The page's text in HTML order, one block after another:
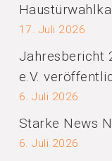
17. Juli 2026
Jahresbericht
e.V.
6. Juli 2026
Starke News
6. Juli 2026